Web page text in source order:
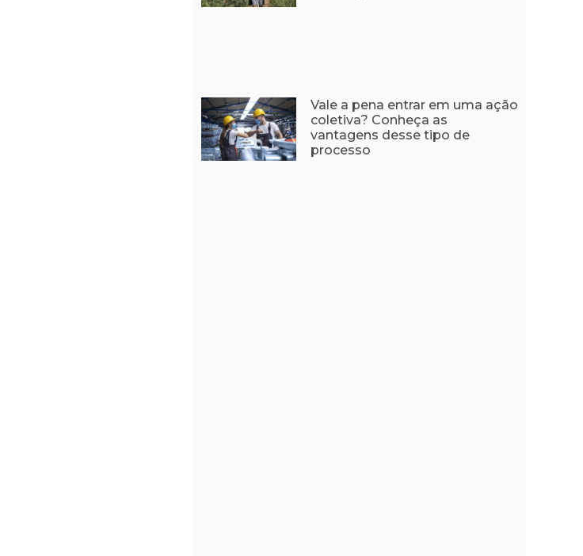
Vale a pena entrar em uma ação
coletiva? Conheça as
vantagens desse tipo de
processo